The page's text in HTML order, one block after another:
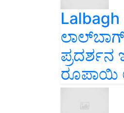
ಲಾಲ್‌ಬಾಗ್
ಪ್ರದರ್ಶನ
ರೂಪಾಯಿ